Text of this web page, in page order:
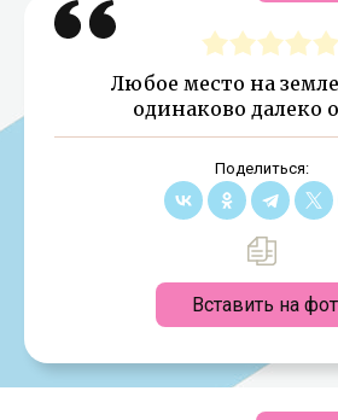
Любое место на
одинаково далеко
Поделиться:
Вставить на